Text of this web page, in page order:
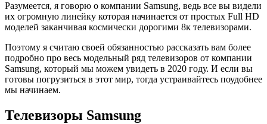
Разумеется, я говорю о компании Samsung, ведь все вы видели
их огромную линейку которая начинается от простых Full HD
моделей заканчивая космически дорогими 8к телевизорами.
Поэтому я считаю своей обязанностью рассказать вам более
подробно про весь модельный ряд телевизоров от компании
Samsung, который мы можем увидеть в 2020 году. И если вы
готовы погрузиться в этот мир, тогда устраивайтесь поудобнее
мы начинаем.
Телевизоры Samsung